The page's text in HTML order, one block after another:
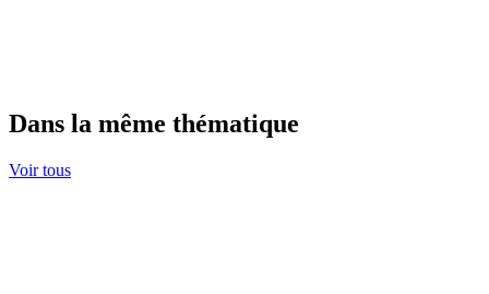
Dans la même thématique
Voir tous